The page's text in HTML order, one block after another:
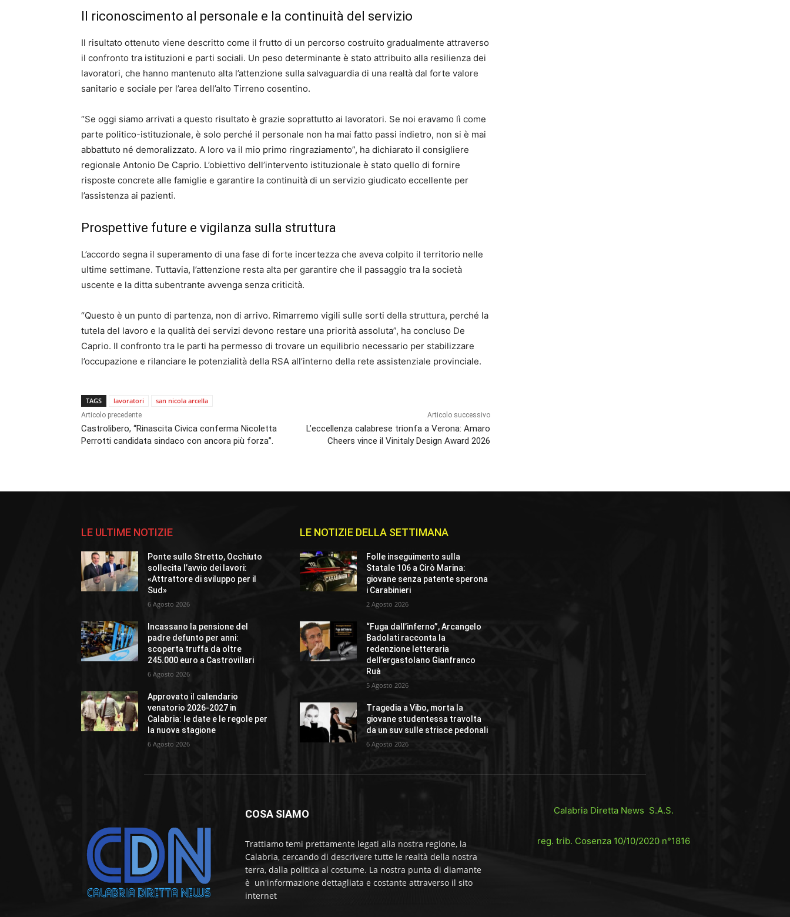
Il riconoscimento al personale e la continuità del servizio
Il risultato ottenuto viene descritto come il frutto di un percorso costruito gradualmente attraverso
il confronto tra istituzioni e parti sociali. Un peso determinante è stato attribuito alla resilienza dei
lavoratori, che hanno mantenuto alta l’attenzione sulla salvaguardia di una realtà dal forte valore
sanitario e sociale per l’area dell’alto Tirreno cosentino.
“Se oggi siamo arrivati a questo risultato è grazie soprattutto ai lavoratori. Se noi eravamo lì come
parte politico-istituzionale, è solo perché il personale non ha mai fatto passi indietro, non si è mai
abbattuto né demoralizzato. A loro va il mio primo ringraziamento”, ha dichiarato il consigliere
regionale Antonio De Caprio. L’obiettivo dell’intervento istituzionale è stato quello di fornire
risposte concrete alle famiglie e garantire la continuità di un servizio giudicato eccellente per
l’assistenza ai pazienti.
Prospettive future e vigilanza sulla struttura
L’accordo segna il superamento di una fase di forte incertezza che aveva colpito il territorio nelle
ultime settimane. Tuttavia, l’attenzione resta alta per garantire che il passaggio tra la società
uscente e la ditta subentrante avvenga senza criticità.
“Questo è un punto di partenza, non di arrivo. Rimarremo vigili sulle sorti della struttura, perché la
tutela del lavoro e la qualità dei servizi devono restare una priorità assoluta”, ha concluso De
Caprio. Il confronto tra le parti ha permesso di trovare un equilibrio necessario per stabilizzare
l’occupazione e rilanciare le potenzialità della RSA all’interno della rete assistenziale provinciale.
TAGS lavoratori san nicola arcella
Articolo precedente
Castrolibero, “Rinascita Civica conferma Nicoletta
Perrotti candidata sindaco con ancora più forza”.
Articolo successivo
L’eccellenza calabrese trionfa a Verona: Amaro
Cheers vince il Vinitaly Design Award 2026
LE ULTIME NOTIZIE
Ponte sullo Stretto, Occhiuto
sollecita l’avvio dei lavori:
«Attrattore di sviluppo per il
Sud»
6 Agosto 2026
Incassano la pensione del
padre defunto per anni:
scoperta truffa da oltre
245.000 euro a Castrovillari
6 Agosto 2026
Approvato il calendario
venatorio 2026-2027 in
Calabria: le date e le regole per
la nuova stagione
6 Agosto 2026
LE NOTIZIE DELLA SETTIMANA
Folle inseguimento sulla
Statale 106 a Cirò Marina:
giovane senza patente sperona
i Carabinieri
2 Agosto 2026
“Fuga dall’inferno”, Arcangelo
Badolati racconta la
redenzione letteraria
dell’ergastolano Gianfranco
Ruà
5 Agosto 2026
Tragedia a Vibo, morta la
giovane studentessa travolta
da un suv sulle strisce pedonali
6 Agosto 2026
COSA SIAMO
Trattiamo temi prettamente legati alla nostra regione, la
Calabria, cercando di descrivere tutte le realtà della nostra
terra, dalla politica al costume. La nostra punta di diamante
è un'informazione dettagliata e costante attraverso il sito
internet
Calabria Diretta News S.A.S.
reg. trib. Cosenza 10/10/2020 n°1816